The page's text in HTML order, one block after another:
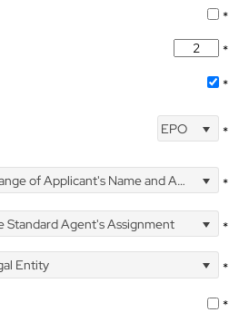
*
*
*
EPO *
of Applicant's Name and Address *
Standard Agent's Assignment
*
Entity
*
*